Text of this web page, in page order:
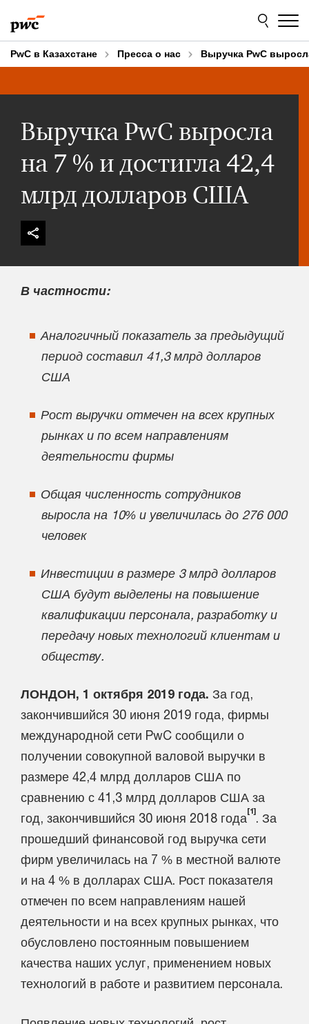
to
content
to
footer
PwC в Казахстане Пресса о нас Выручка PwC
Выручка PwC выросла
на 7 % и достигла 42,4
млрд долларов США
В частности:
Аналогичный показатель за предыдущий
период составил 41,3 млрд долларов
США
Рост выручки отмечен на всех крупных
рынках и по всем направлениям
деятельности фирмы
Общая численность сотрудников
выросла на 10% и увеличилась до 276 000
человек
Инвестиции в размере 3 млрд долларов
США будут выделены на повышение
квалификации персонала, разработку и
передачу новых технологий клиентам и
обществу.
ЛОНДОН, 1 октября 2019 года. За год,
закончившийся 30 июня 2019 года, фирмы
международной сети PwC сообщили о
получении совокупной валовой выручки в
размере 42,4 млрд долларов США по
сравнению с 41,3 млрд долларов США за
год, закончившийся 30 июня 2018 года[1]. За
прошедший финансовой год выручка сети
фирм увеличилась на 7 % в местной валюте
и на 4 % в долларах США. Рост показателя
отмечен по всем направлениям нашей
деятельности и на всех крупных рынках, что
обусловлено постоянным повышением
качества наших услуг, применением новых
технологий в работе и развитием персонала.